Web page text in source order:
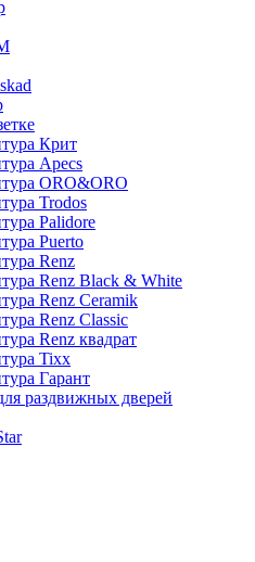
Крит
Apecs
ORO&ORO
Trodos
Palidore
Puerto
Renz
Renz Black & White
Renz Ceramik
Renz Classic
Renz квадрат
Tixx
Гарант
раздвижных дверей